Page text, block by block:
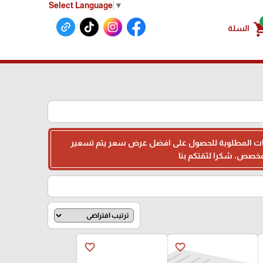
Select Language ▼
السلة
المطلوبة للحصول على افضل عرض سعر يتم تسعير
favorite_border
favorite_border